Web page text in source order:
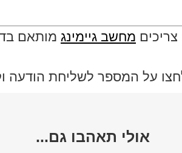
מחשב גיימינג מותאם
על המספר לשליחת הודעה
אולי תאהבו גם...